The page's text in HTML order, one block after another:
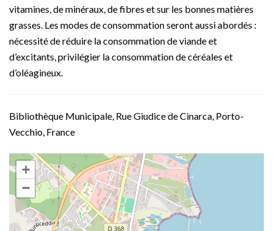
vitamines, de minéraux, de fibres et sur les bonnes matières
grasses. Les modes de consommation seront aussi abordés :
nécessité de réduire la consommation de viande et
d’excitants, privilégier la consommation de céréales et
d’oléagineux.
Bibliothèque Municipale, Rue Giudice de Cinarca, Porto-
Vecchio, France
+
−